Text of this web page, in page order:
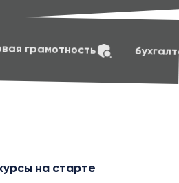
веб-дизайн
на старте